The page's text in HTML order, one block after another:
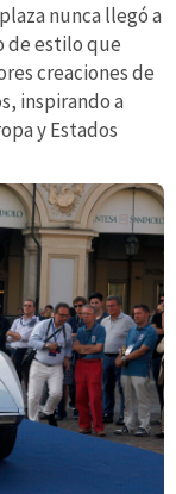
nunca llegó a
de estilo que
creaciones de
inspirando a
y Estados